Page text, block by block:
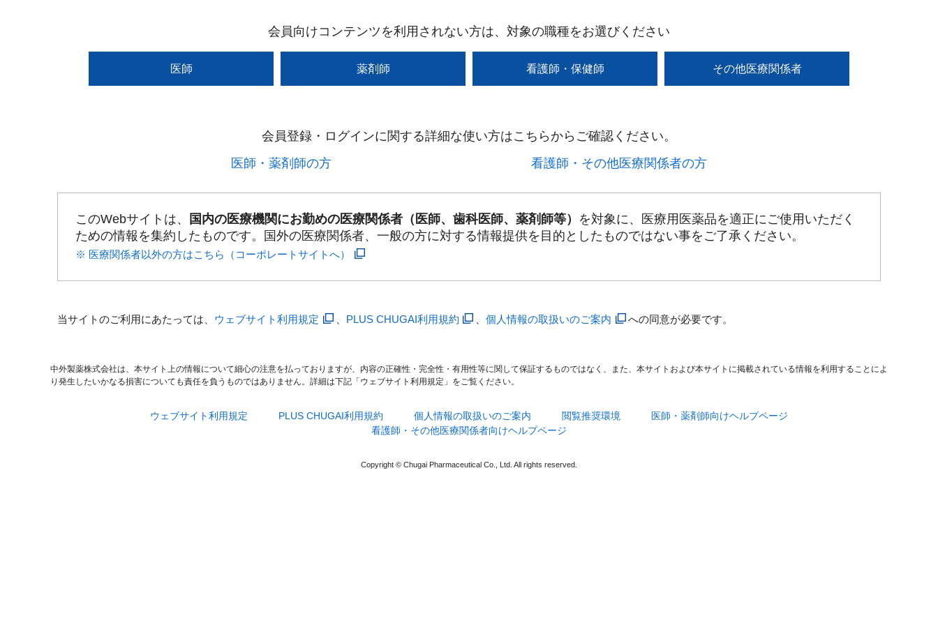
会員向けコンテンツを利用されない方は、対象の職種をお選びください
医師 薬剤師 看護師・保健師 その他医療関係者
会員登録・ログインに関する詳細な使い方はこちらからご確認ください。​
医師・薬剤師の方​
看護師・その他医療関係者の方​
このWebサイトは、 国内の医療機関にお勤めの医療関係者（医師、歯科医師、薬剤師等） を対象に、医療用医薬品を適正にご使用いただく
ための情報を集約したものです。国外の医療関係者、一般の方に対する情報提供を目的としたものではない事をご了承ください。
※ 医療関係者以外の方はこちら（コーポレートサイトへ）
当サイトのご利用にあたっては、 ウェブサイト利用規定 PLUS CHUGAI利用規約 、個人情報の取扱いのご案内 への同意が必要です。
中外製薬株式会社は、本サイト上の情報について細心の注意を払っておりますが、内容の正確性・完全性・有用性等に関して保証するものではなく、また、本サイトおよび本サイトに掲載されている情報を利用することによ
り発生したいかなる損害についても責任を負うものではありません。詳細は下記「ウェブサイト利用規定」をご覧ください。
ウェブサイト利用規定 PLUS CHUGAI利用規約 個人情報の取扱いのご案内 閲覧推奨環境
医師・薬剤師向けヘルプページ
看護師・その他医療関係者向けヘルプページ
Copyright © Chugai Pharmaceutical Co., Ltd. All rights reserved.